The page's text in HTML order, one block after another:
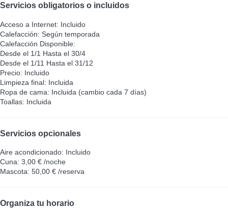
Servicios obligatorios o incluidos
Acceso a Internet: Incluido
Calefacción: Según temporada
Calefacción Disponible:
Desde el 1/1 Hasta el 30/4
Desde el 1/11 Hasta el 31/12
Precio: Incluido
Limpieza final: Incluida
Ropa de cama: Incluida (cambio cada 7 días)
Toallas: Incluida
Servicios opcionales
Aire acondicionado: Incluido
Cuna: 3,00 € /noche
Mascota: 50,00 € /reserva
Organiza tu horario